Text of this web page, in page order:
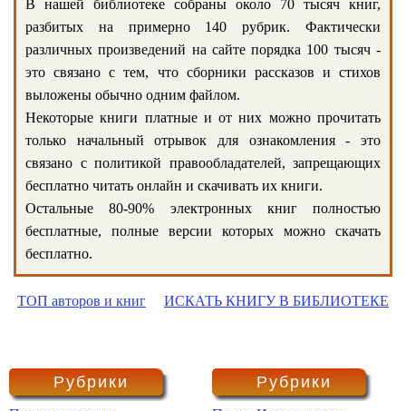
В нашей библиотеке собраны около 70 тысяч книг,
разбитых на примерно 140 рубрик. Фактически
различных произведений на сайте порядка 100 тысяч -
это связано с тем, что сборники рассказов и стихов
выложены обычно одним файлом.
Некоторые книги платные и от них можно прочитать
только начальный отрывок для ознакомления - это
связано с политикой правообладателей, запрещающих
бесплатно читать онлайн и скачивать их книги.
Остальные 80-90% электронных книг полностью
бесплатные, полные версии которых можно скачать
бесплатно.
ТОП авторов и книг ИСКАТЬ КНИГУ В БИБЛИОТЕКЕ
Рубрики Рубрики